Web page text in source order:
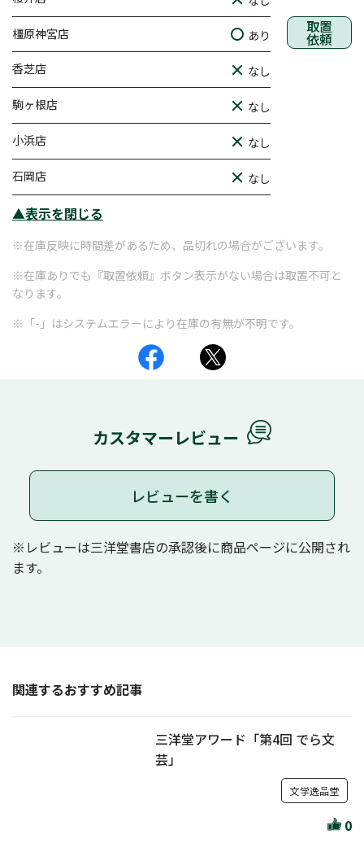
橿原神宮店 あり 取置
依頼
香芝店 なし
駒ヶ根店 なし
小浜店 なし
石岡店 なし
▲表示を閉じる
※在庫反映に時間差があるため、品切れの場合がございます。
※在庫ありでも『取置依頼』ボタン表示がない場合は取置不可と
なります。
※「-」はシステムエラーにより在庫の有無が不明です。
カスタマーレビュー
レビューを書く
※レビューは三洋堂書店の承認後に商品ページに公開され
ます。
関連するおすすめ記事
三洋堂アワード「第4回 でら文
芸」
文学逸品堂
0